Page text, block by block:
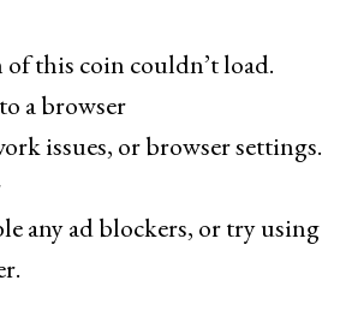
this coin couldn’t load.
a browser
issues, or browser settings.
any ad blockers, or try using